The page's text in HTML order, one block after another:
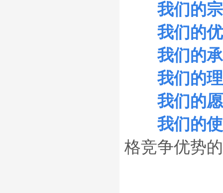
我们的
我们的
我们的
我们的
我们的
我们的
格竞争优势的